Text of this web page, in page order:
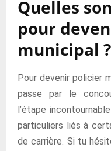
Quelles
pour
municipal ?
Pour devenir policier
passe par le
l’étape
particuliers liés à
de carrière. Si tu